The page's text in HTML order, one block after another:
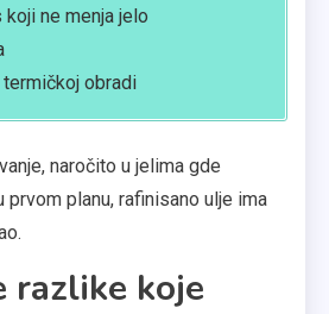
koji ne menja jelo
termičkoj obradi
naročito u jelima gde
prvom planu, rafinisano ulje ima
koje